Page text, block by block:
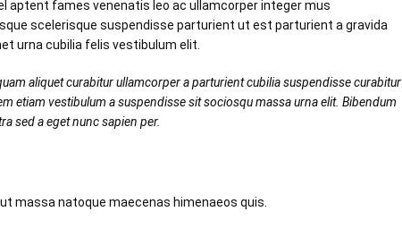
aptent fames venenatis leo ac ullamcorper integer mus
scelerisque suspendisse parturient ut est parturient a gravida
urna cubilia felis vestibulum elit.
aliquet curabitur ullamcorper a parturient cubilia suspendisse curabitur
etiam vestibulum a suspendisse sit sociosqu massa urna elit. Bibendum
sed a eget nunc sapien per.
massa natoque maecenas himenaeos quis.